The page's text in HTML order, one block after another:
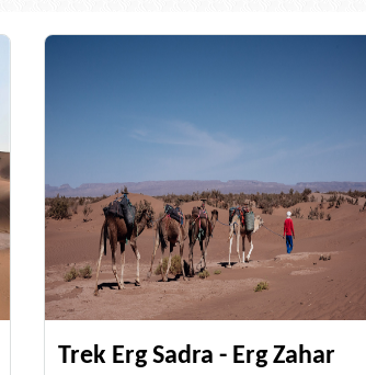
Trek Erg Sadra - Erg Zahar